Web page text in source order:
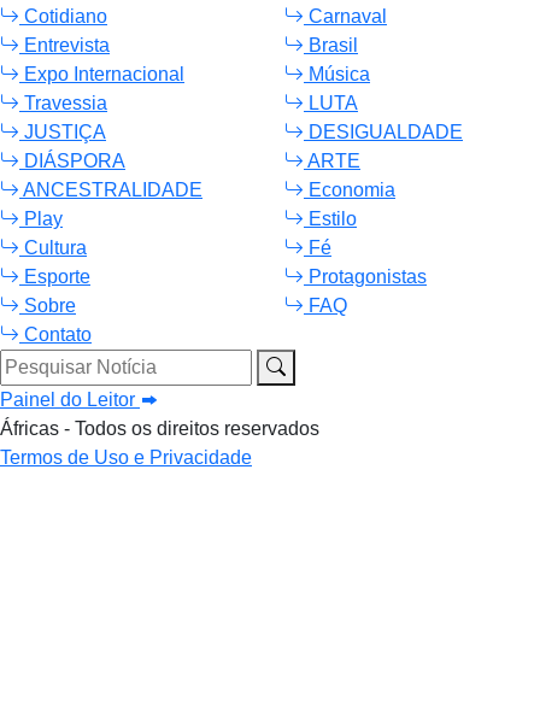
Cotidiano
Carnaval
Entrevista
Brasil
Expo Internacional
Música
Travessia
LUTA
JUSTIÇA
DESIGUALDADE
DIÁSPORA
ARTE
ANCESTRALIDADE
Economia
Play
Estilo
Cultura
Fé
Esporte
Protagonistas
Sobre
FAQ
Contato
Pesquisar Notícia
Painel do Leitor
Áfricas - Todos os direitos reservados
Termos de Uso e Privacidade